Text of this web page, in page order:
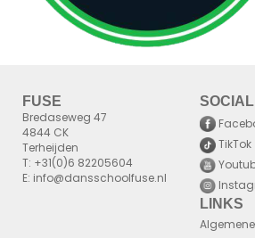
FUSE
Bredaseweg 47
4844 CK
Terheijden
T: +31(0)6 82205604
E: info@dansschoolfuse.nl
TikTok
LINKS